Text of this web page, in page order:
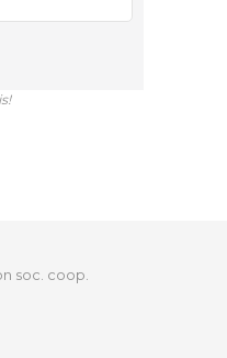
soc. coop.